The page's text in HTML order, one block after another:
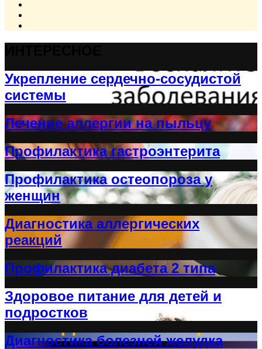
Укрепление сердечно-сосудистой
системы
Лечение аллергии на пыльцу
Профилактика гастроэнтерита
Профилактика остеопороза у
женщин
Диагностика аллергических
реакций
Профилактика диабета 2 типа
Здоровое питание для детей и
подростков
Диагностика болезней желудка